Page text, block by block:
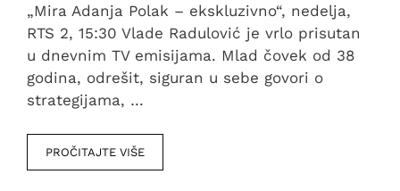
„Mira Adanja Polak – ekskluzivno“, nedelja,
RTS 2, 15:30 Vlade Radulović je vrlo prisutan
u dnevnim TV emisijama. Mlad čovek od 38
godina, odrešit, siguran u sebe govori o
strategijama, …
PROČITAJTE VIŠE